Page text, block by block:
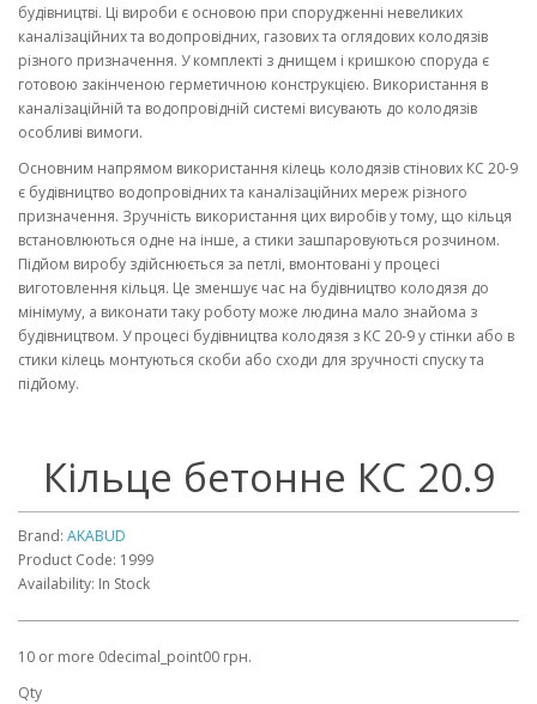
будівництві. Ці вироби є основою при спорудженні невеликих
каналізаційних та водопровідних, газових та оглядових колодязів
різного призначення. У комплекті з днищем і кришкою споруда є
готовою закінченою герметичною конструкцією. Використання в
каналізаційній та водопровідній системі висувають до колодязів
особливі вимоги.
Основним напрямом використання кілець колодязів стінових КС 20-9
є будівництво водопровідних та каналізаційних мереж різного
призначення. Зручність використання цих виробів у тому, що кільця
встановлюються одне на інше, а стики зашпаровуються розчином.
Підйом виробу здійснюється за петлі, вмонтовані у процесі
виготовлення кільця. Це зменшує час на будівництво колодязя до
мінімуму, а виконати таку роботу може людина мало знайома з
будівництвом. У процесі будівництва колодязя з КС 20-9 у стінки або в
стики кілець монтуються скоби або сходи для зручності спуску та
підйому.
Кільце бетонне КС 20.9
Brand: AKABUD
Product Code: 1999
Availability: In Stock
10 or more 0decimal_point00 грн.
Qty